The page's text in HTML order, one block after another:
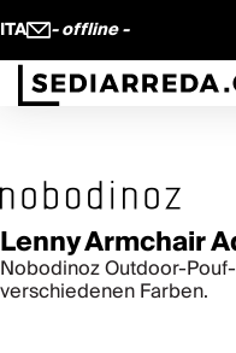
ITA - offline -
Lenny Armchair
Nobodinoz Outdoor-
verschiedenen Farben.